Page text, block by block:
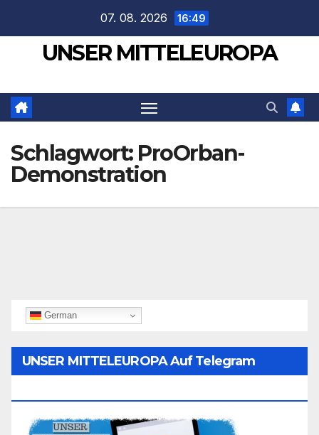
springen
07. 08. 2026 16:49
UNSER MITTELEUROPA
Schlagwort: ProOrban-
Demonstration
German
UNSER MITTELEUROPA Auf Telegram